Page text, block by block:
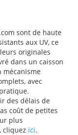
sont de haute
aux UV, ce
originales
dans un caisson
avec
des délais de
coût de petites
plus
cliquez ici.